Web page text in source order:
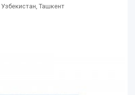
Узбекистан Ташкент